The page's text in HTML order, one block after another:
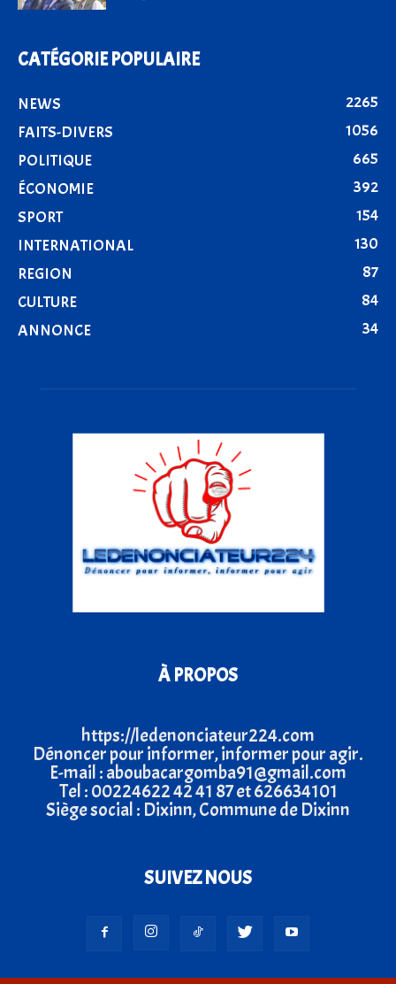
CATÉGORIE POPULAIRE
NEWS
2265
FAITS-DIVERS
1056
POLITIQUE
665
ÉCONOMIE
392
SPORT
154
INTERNATIONAL
130
REGION
87
CULTURE
84
ANNONCE
34
À PROPOS
https://ledenonciateur224.com
Dénoncer pour informer, informer pour agir.
E-mail : aboubacargomba91@gmail.com
Tel : 00224622 42 41 87 et 626634101
Siège social : Dixinn, Commune de Dixinn
SUIVEZ NOUS